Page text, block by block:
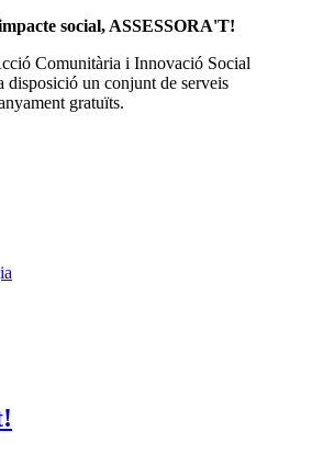
social, ASSESSORA'T!
Comunitària i Innovació Social
disposició un conjunt de serveis
gratuïts.